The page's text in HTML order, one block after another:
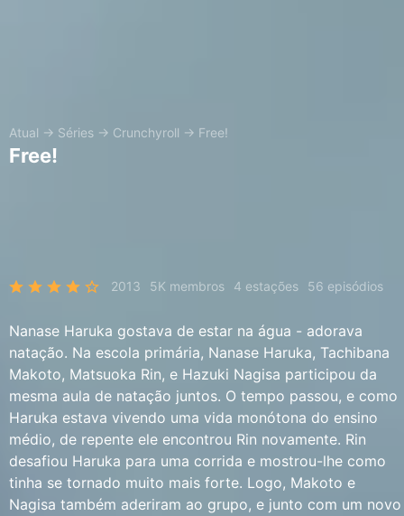
Atual → Séries → Crunchyroll → Free!
Free!
2013 5K membros 4 estações 56 episódios
Nanase Haruka gostava de estar na água - adorava
natação. Na escola primária, Nanase Haruka, Tachibana
Makoto, Matsuoka Rin, e Hazuki Nagisa participou da
mesma aula de natação juntos. O tempo passou, e como
Haruka estava vivendo uma vida monótona do ensino
médio, de repente ele encontrou Rin novamente. Rin
desafiou Haruka para uma corrida e mostrou-lhe como
tinha se tornado muito mais forte. Logo, Makoto e
Nagisa também aderiram ao grupo, e junto com um novo